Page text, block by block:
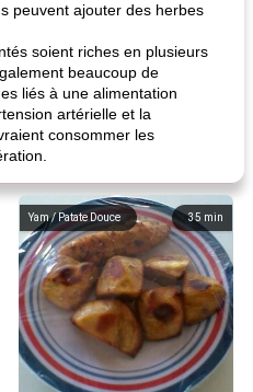
peuvent ajouter des herbes
soient riches en plusieurs
beaucoup de
liés à une alimentation
artérielle et la
consommer les
35 min
Yam / Patate Douce